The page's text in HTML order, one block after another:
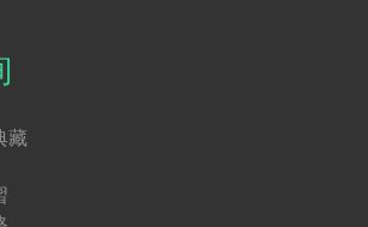
藏